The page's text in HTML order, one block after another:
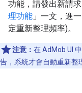
功能，請發出新請
理功能 」一文，進
定重新整理頻率)。
注意： 在 AdMob UI
告，系統才會自動重新整